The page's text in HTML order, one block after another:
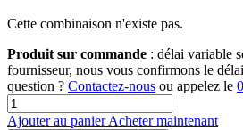
Cette combinaison n'existe pas.
Produit sur commande : délai variable
fournisseur, nous vous confirmons le
question ? Contactez-nous ou appelez le
Ajouter au panierAcheter maintenant